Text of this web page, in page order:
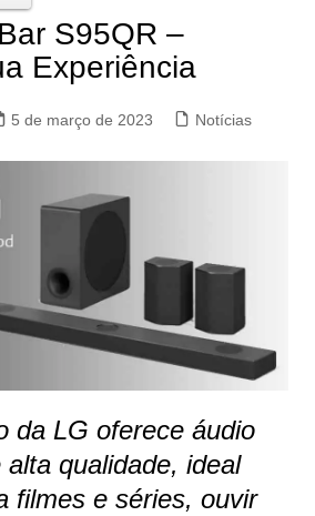
S95QR –
Experiência
5 de março de 2023 Notícias
da LG oferece áudio
qualidade, ideal
filmes e séries, ouvir